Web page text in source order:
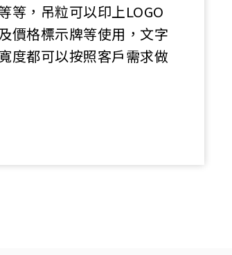
等，吊粒可以印上LOGO
價格標示牌等使用，文字
度都可以按照客戶需求做